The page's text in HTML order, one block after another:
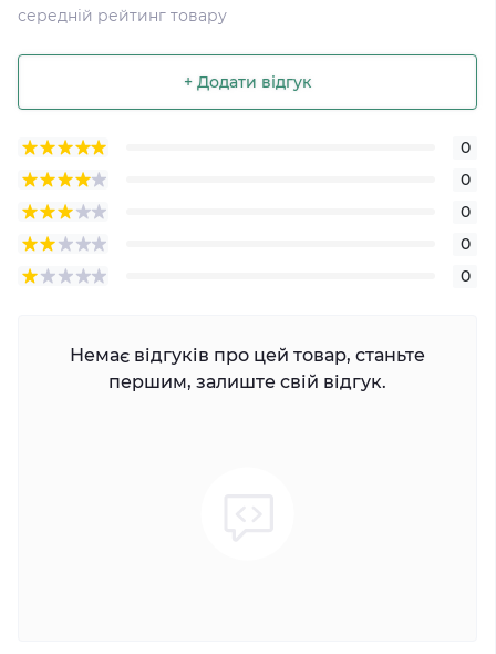
середній рейтинг товару
+ Додати відгук
0
0
0
0
0
Немає відгуків про цей товар, станьте
першим, залиште свій відгук.